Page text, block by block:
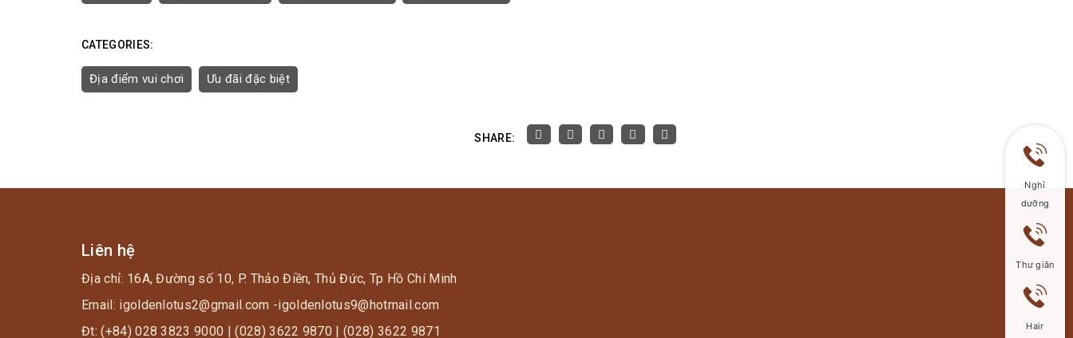
CATEGORIES:
Địa điểm vui chơi Ưu đãi đặc biệt
SHARE:
Liên hệ
Địa chỉ: 16A, Đường số 10, P. Thảo Điền, Thủ Đức, Tp Hồ Chí Minh
Email: igoldenlotus2@gmail.com -igoldenlotus9@hotmail.com
Đt: (+84) 028 3823 9000 | (028) 3622 9870 | (028) 3622 9871
Nghỉ
dưỡng
Thư giãn
Hair